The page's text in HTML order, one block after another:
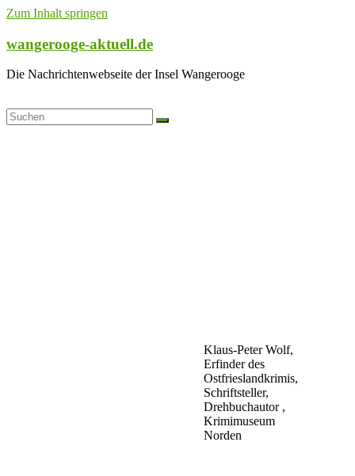
Zum Inhalt springen
wangerooge-aktuell.de
Die Nachrichtenwebseite der Insel Wangerooge
Klaus-Peter Wolf,
Erfinder des
Ostfrieslandkrimis,
Schriftsteller,
Drehbuchautor ,
Krimimuseum
Norden